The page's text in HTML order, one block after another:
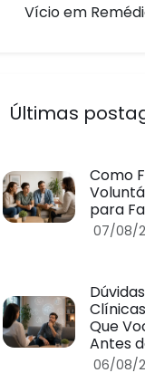
Vício em
Últimas
Como
para
07/08/
Que
Antes
06/08/